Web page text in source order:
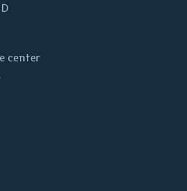
center